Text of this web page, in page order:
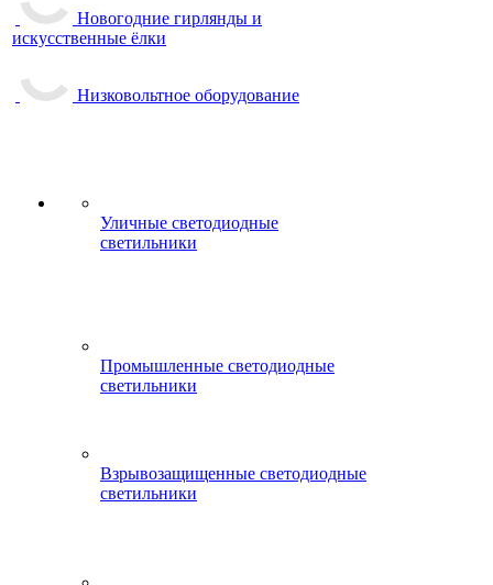
Новогодние гирлянды и
искусственные ёлки
Низковольтное оборудование
Уличные светодиодные
светильники
Промышленные светодиодные
светильники
Взрывозащищенные светодиодные
светильники